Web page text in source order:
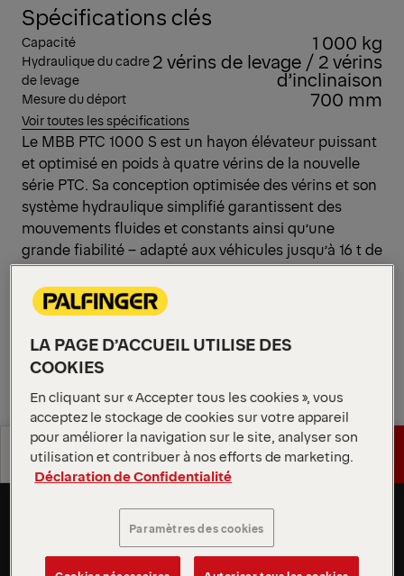
Spécifications clés
Capacité 1 000 kg
Hydraulique du cadre
de levage
2 vérins de levage / 2 vérins
d’inclinaison
Mesure du déport 700 mm
Voir toutes les spécifications
Le MBB PTC 1000 S est un hayon élévateur puissant
et optimisé en poids à quatre vérins de la nouvelle
série PTC. Sa conception optimisée des vérins et son
système hydraulique simplifié garantissent des
mouvements fluides et constants ainsi qu’une
grande fiabilité – adapté aux véhicules jusqu’à 16 t de
PTAC.
Demander un devis
Demander un devis
Trouver un partenaire commercial
Trouver un partenaire commercial
Spécifications
techniques
Spécifications
Demander un devis
Demander un devis
Hayons élévateurs de nouvelle
génération
La série PTC représente la technologie de hayons
élévateurs à la pointe de l’innovation. Une
conception optimisée en poids, des composants
LA PAGE D’ACCUEIL UTILISE DES
COOKIES
En cliquant sur « Accepter tous les cookies », vous
acceptez le stockage de cookies sur votre appareil
pour améliorer la navigation sur le site, analyser son
utilisation et contribuer à nos efforts de marketing.
Déclaration de Confidentialité
Paramètres des cookies